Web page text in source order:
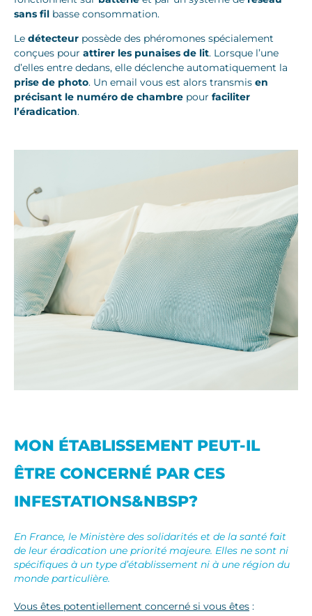
sans fil basse consommation.
Le détecteur possède des phéromones spécialement
conçues pour attirer les punaises de lit. Lorsque l’une
d’elles entre dedans, elle déclenche automatiquement la
prise de photo. Un email vous est alors transmis en
précisant le numéro de chambre pour faciliter
l’éradication.
MON ÉTABLISSEMENT PEUT-IL
ÊTRE CONCERNÉ PAR CES
INFESTATIONS&NBSP?
En France, le Ministère des solidarités et de la santé fait
de leur éradication une priorité majeure. Elles ne sont ni
spécifiques à un type d’établissement ni à une région du
monde particulière.
Vous êtes potentiellement concerné si vous êtes :